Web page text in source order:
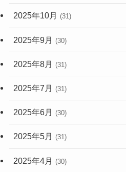
2025年10月 (31)
2025年9月 (30)
2025年8月 (31)
2025年7月 (31)
2025年6月 (30)
2025年5月 (31)
2025年4月 (30)